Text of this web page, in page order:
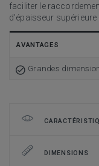
faciliter le
d'épaisseur supérieure
AVANTAGES
Grandes
DIMENSIONS